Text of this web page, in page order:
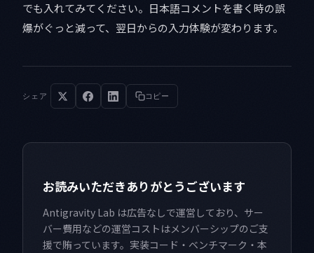
でも入れてみてください。日本語コメントを書く時の誤
爆がぐっと減って、翌日からの入力体験が変わります。
シェア コピー
お読みいただきありがとうございます
Antigravity Lab は広告なしで運営しており、サー
バー費用などの運営コストはメンバーシップのご支
援で賄っています。実装コード・ベンチマーク・本